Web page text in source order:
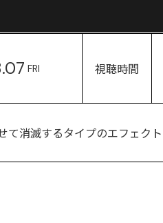
FRI 視聴時間
て消滅するタイプのエフェク